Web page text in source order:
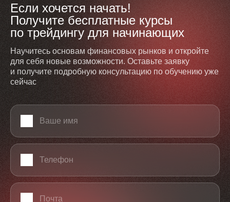
Если хочется начать!
Получите бесплатные курсы
по трейдингу для начинающих
Научитесь основам финансовых рынков и откройте
для себя новые возможности. Оставьте заявку
и получите подробную консультацию по обучению уже
сейчас
Ваше имя
Телефон
Email